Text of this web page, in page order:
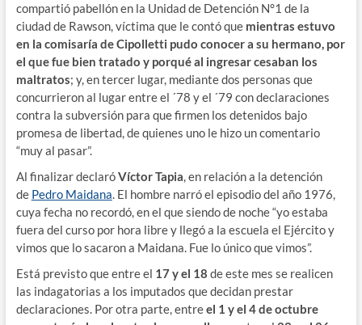
compartió pabellón en la Unidad de Detención N°1 de la
ciudad de Rawson, víctima que le contó que mientras estuvo
en la comisaría de Cipolletti pudo conocer a su hermano, por
el que fue bien tratado y porqué al ingresar cesaban los
maltratos; y, en tercer lugar, mediante dos personas que
concurrieron al lugar entre el ´78 y el ´79 con declaraciones
contra la subversión para que firmen los detenidos bajo
promesa de libertad, de quienes uno le hizo un comentario
“muy al pasar”.
Al finalizar declaróVíctor Tapia, en relación a la detención
de Pedro Maidana. El hombre narró el episodio del año 1976,
cuya fecha no recordó, en el que siendo de noche “yo estaba
fuera del curso por hora libre y llegó a la escuela el Ejército y
vimos que lo sacaron a Maidana. Fue lo único que vimos”.
Está previsto que entre el 17 y el 18 de este mes se realicen
las indagatorias a los imputados que decidan prestar
declaraciones. Por otra parte, entreel 1 y el 4 de octubre